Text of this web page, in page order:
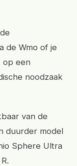
de Wmo of je
op een
noodzaak
van de
duurder model
Sphere Ultra